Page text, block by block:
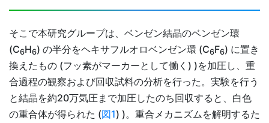
そこで本研究グループは、ベンゼン結晶のベンゼン環
(C6H6) の半分をヘキサフルオロベンゼン環 (C6F6) に置き
換えたもの (フッ素がマーカーとして働く) )を加圧し、重
合過程の観察および回収試料の分析を行った。実験を行う
と結晶を約20万気圧まで加圧したのち回収すると、白色
の重合体が得られた (図1) )。重合メカニズムを解明するた